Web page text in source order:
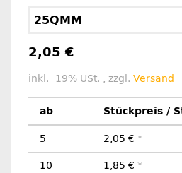
25QMM
2,05 €
inkl. 19% USt. , zzgl. Versand
ab Stückpreis /
5 2,05 € *
10 1,85 € *